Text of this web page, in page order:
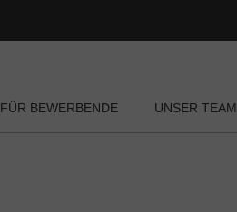
FÜR BEWERBENDE UNSER TEAM